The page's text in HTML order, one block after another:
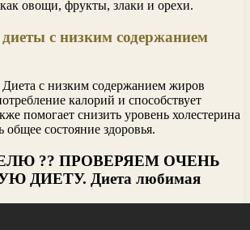
овощи, фрукты, злаки и орехи.
с низким содержанием
Диета с низким содержанием жиров
калорий и способствует
помогает снизить уровень холестерина
состояние здоровья.
?? ПРОВЕРЯЕМ ОЧЕНЬ
ДИЕТУ. Диета любимая